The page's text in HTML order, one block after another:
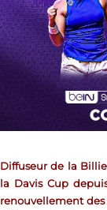
Diffuseur de la
la Davis Cup
renouvellement des